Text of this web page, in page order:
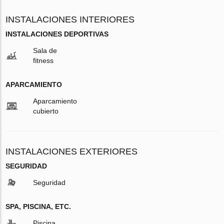
INSTALACIONES INTERIORES
INSTALACIONES DEPORTIVAS
Sala de
fitness
APARCAMIENTO
Aparcamiento
cubierto
INSTALACIONES EXTERIORES
SEGURIDAD
Seguridad
SPA, PISCINA, ETC.